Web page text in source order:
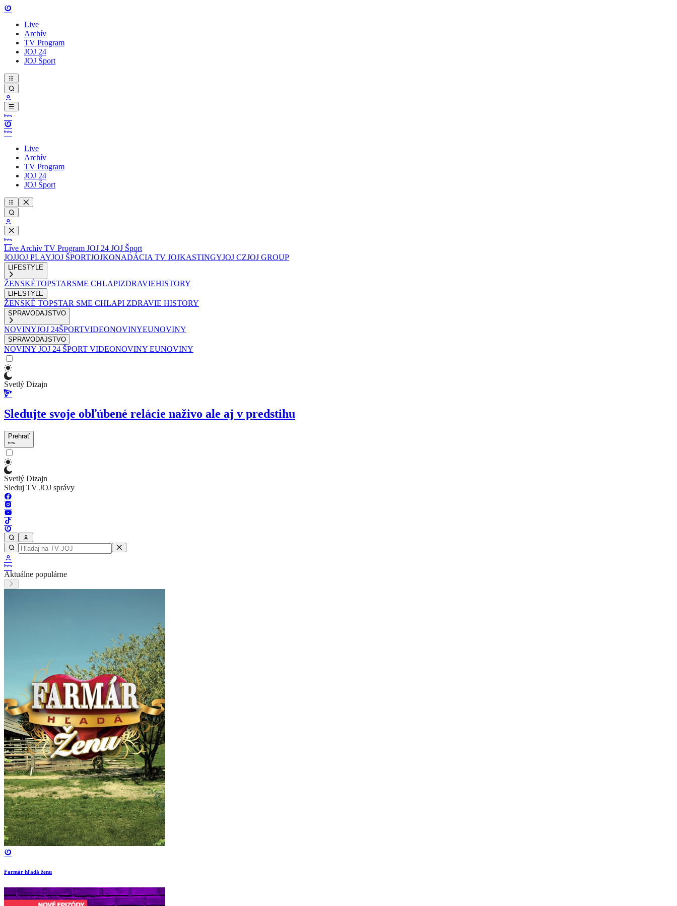
Live
Archív
TV Program
JOJ 24
JOJ Šport
Live
Archív
TV Program
JOJ 24
JOJ Šport
Live Archív TV Program JOJ 24 JOJ Šport
JOJJOJ PLAYJOJ ŠPORTJOJKONADÁCIA TV JOJKASTINGYJOJ CZJOJ GROUP
LIFESTYLE
ŽENSKÉTOPSTARSME CHLAPIZDRAVIEHISTORY
LIFESTYLE
ŽENSKÉ TOPSTAR SME CHLAPI ZDRAVIE HISTORY
SPRAVODAJSTVO
NOVINYJOJ 24ŠPORTVIDEONOVINYEUNOVINY
SPRAVODAJSTVO
NOVINY JOJ 24 ŠPORT VIDEONOVINY EUNOVINY
Svetlý Dizajn
Sledujte svoje obľúbené relácie naživo ale aj v predstihu
Prehrať
Svetlý Dizajn
Sleduj TV JOJ správy
Aktuálne populárne
Farmár hľadá ženu